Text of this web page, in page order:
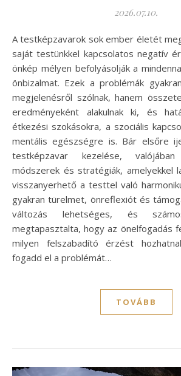
2026.07.10.
A testképzavarok sok ember életét megnehezítik, hiszen a
saját testünkkel kapcsolatos negatív
önkép mélyen befolyásolják a
önbizalmat. Ezek a problémák
megjelenésről szólnak, hanem
eredményeként alakulnak ki, és
étkezési szokásokra, a szociális
mentális egészségre is. Bár elsőre
testképzavar kezelése,
módszerek és stratégiák, amelyekkel
visszanyerhető a testtel való
gyakran türelmet, önreflexiót és
változás lehetséges, és
megtapasztalta, hogy az önelfogadás
milyen felszabadító érzést
fogadd el a problémát…
TOVÁBB